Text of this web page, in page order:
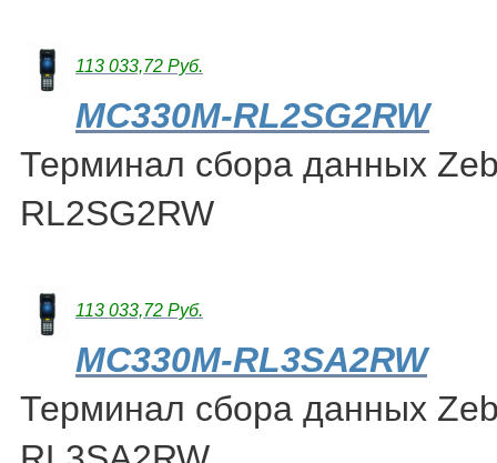
113 033,72 Руб.
MC330M-RL2SG2RW
Терминал сбора данных
RL2SG2RW
113 033,72 Руб.
MC330M-RL3SA2RW
Терминал сбора данных